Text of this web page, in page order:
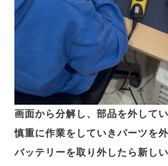
画面から分解し、部品を外してい
慎重に作業をしていきパーツを
バッテリーを取り外したら新し